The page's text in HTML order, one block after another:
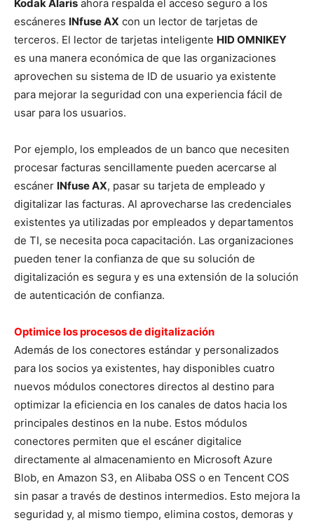
Kodak Alaris ahora respalda el acceso seguro a los
escáneres INfuse AX con un lector de tarjetas de
terceros. El lector de tarjetas inteligente HID OMNIKEY
es una manera económica de que las organizaciones
aprovechen su sistema de ID de usuario ya existente
para mejorar la seguridad con una experiencia fácil de
usar para los usuarios.
Por ejemplo, los empleados de un banco que necesiten
procesar facturas sencillamente pueden acercarse al
escáner INfuse AX, pasar su tarjeta de empleado y
digitalizar las facturas. Al aprovecharse las credenciales
existentes ya utilizadas por empleados y departamentos
de TI, se necesita poca capacitación. Las organizaciones
pueden tener la confianza de que su solución de
digitalización es segura y es una extensión de la solución
de autenticación de confianza.
Optimice los procesos de digitalización
Además de los conectores estándar y personalizados
para los socios ya existentes, hay disponibles cuatro
nuevos módulos conectores directos al destino para
optimizar la eficiencia en los canales de datos hacia los
principales destinos en la nube. Estos módulos
conectores permiten que el escáner digitalice
directamente al almacenamiento en Microsoft Azure
Blob, en Amazon S3, en Alibaba OSS o en Tencent COS
sin pasar a través de destinos intermedios. Esto mejora la
seguridad y, al mismo tiempo, elimina costos, demoras y